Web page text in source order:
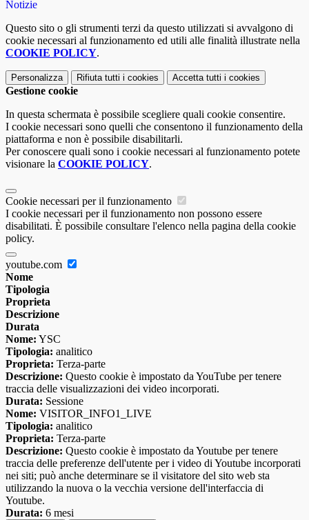
Notizie
Questo sito o gli strumenti terzi da questo utilizzati si avvalgono di
cookie necessari al funzionamento ed utili alle finalità illustrate nella
COOKIE POLICY.
Personalizza Rifiuta tutti i cookies Accetta tutti i cookies
Gestione cookie
In questa schermata è possibile scegliere quali cookie consentire.
I cookie necessari sono quelli che consentono il funzionamento della
piattaforma e non è possibile disabilitarli.
Per conoscere quali sono i cookie necessari al funzionamento potete
visionare la COOKIE POLICY.
Cookie necessari per il funzionamento
I cookie necessari per il funzionamento non possono essere
disabilitati. È possibile consultare l'elenco nella pagina della cookie
policy.
youtube.com
Nome
Tipologia
Proprieta
Descrizione
Durata
Nome: YSC
Tipologia: analitico
Proprieta: Terza-parte
Descrizione: Questo cookie è impostato da YouTube per tenere
traccia delle visualizzazioni dei video incorporati.
Durata: Sessione
Nome: VISITOR_INFO1_LIVE
Tipologia: analitico
Proprieta: Terza-parte
Descrizione: Questo cookie è impostato da Youtube per tenere
traccia delle preferenze dell'utente per i video di Youtube incorporati
nei siti; può anche determinare se il visitatore del sito web sta
utilizzando la nuova o la vecchia versione dell'interfaccia di
Youtube.
Durata: 6 mesi